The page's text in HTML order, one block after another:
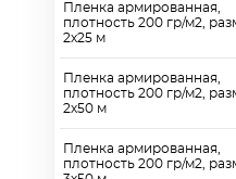
Пленка армированная,
плотность 200 гр/м2,
2х25 м
Пленка армированная,
плотность 200 гр/м2,
2х50 м
Пленка армированная,
плотность 200 гр/м2,